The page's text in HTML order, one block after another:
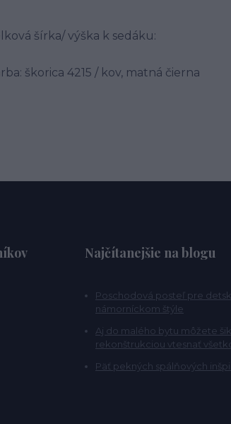
šírka/ výška k sedáku:
škorica 4215 / kov, matná čierna
Najčítanejšie na blogu
Poschodová posteľ pre
námorníckom štýle
Aj do malého bytu môžete
rekonštrukciou vtesnať
Päť pekných spálňových